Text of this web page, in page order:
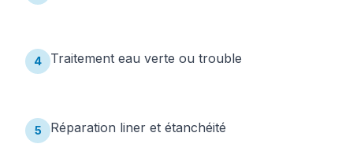
4 Traitement eau verte ou trouble
5 Réparation liner et étanchéité